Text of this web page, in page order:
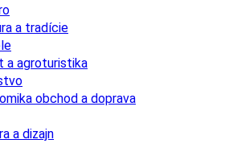
a tradície
a agroturistika
obchod a doprava
a dizajn